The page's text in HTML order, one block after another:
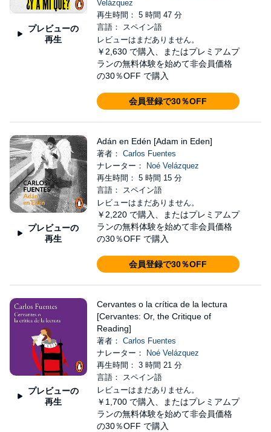
プレビューの
再生
Velázquez
再生時間： 5 時間 47 分
言語： スペイン語
レビューはまだありません。
￥2,630 で購入、またはプレミアムプ
ランの無料体験を始めて非会員価格
の30％OFF で購入
会員登録で30％OFF
プレビューの
再生
Adán en Edén [Adam in Eden]
著者： Carlos Fuentes
ナレーター：
Noé Velázquez
再生時間： 5 時間 15 分
言語： スペイン語
レビューはまだありません。
￥2,220 で購入、またはプレミアムプ
ランの無料体験を始めて非会員価格
の30％OFF で購入
会員登録で30％OFF
プレビューの
再生
Cervantes o la crítica de la lectura
[Cervantes: Or, the Critique of
Reading]
著者： Carlos Fuentes
ナレーター：
Noé Velázquez
再生時間： 3 時間 21 分
言語： スペイン語
レビューはまだありません。
￥1,700 で購入、またはプレミアムプ
ランの無料体験を始めて非会員価格
の30％OFF で購入